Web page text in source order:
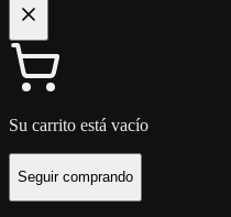
Su carrito está vacío
Seguir comprando